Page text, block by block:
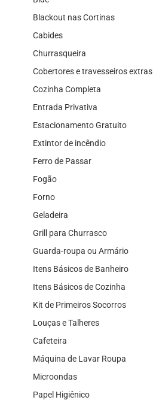
Blackout nas Cortinas
Cabides
Churrasqueira
Cobertores e travesseiros extras
Cozinha Completa
Entrada Privativa
Estacionamento Gratuito
Extintor de incêndio
Ferro de Passar
Fogão
Forno
Geladeira
Grill para Churrasco
Guarda-roupa ou Armário
Itens Básicos de Banheiro
Itens Básicos de Cozinha
Kit de Primeiros Socorros
Louças e Talheres
Cafeteira
Máquina de Lavar Roupa
Microondas
Papel Higiênico